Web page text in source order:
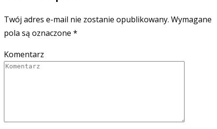
Twój adres e-mail nie zostanie opublikowany. Wymagane
pola są oznaczone *
Komentarz